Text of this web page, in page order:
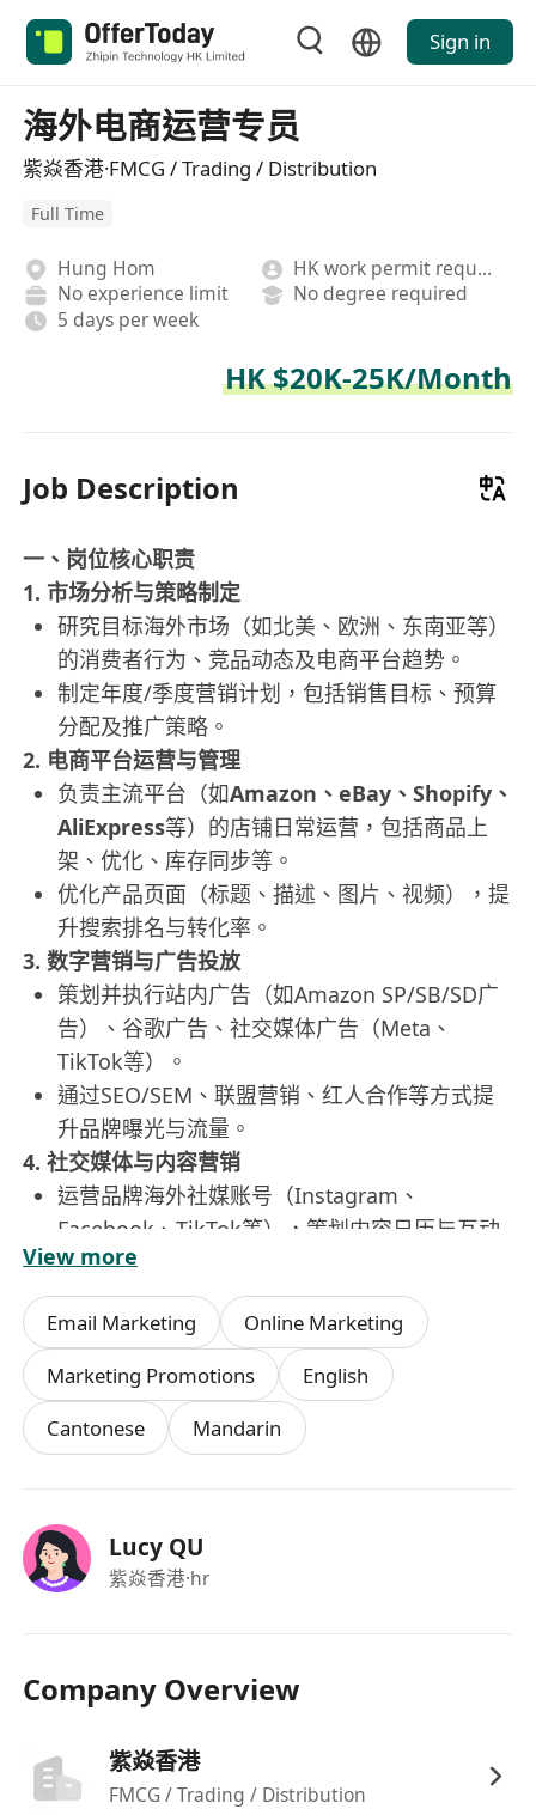
Sign in
海外电商运营专员
紫焱香港·FMCG / Trading / Distribution
Full Time
Hung Hom
HK work permit required
No experience limit
No degree required
5 days per week
HK $20K-25K/Month
Job Description
一、岗位核心职责
1. 市场分析与策略制定
研究目标海外市场（如北美、欧洲、东南亚等）
的消费者行为、竞品动态及电商平台趋势。
制定年度/季度营销计划，包括销售目标、预算
分配及推广策略。
2. 电商平台运营与管理
负责主流平台（如Amazon、eBay、Shopify、
AliExpress等）的店铺日常运营，包括商品上
架、优化、库存同步等。
优化产品页面（标题、描述、图片、视频），提
升搜索排名与转化率。
3. 数字营销与广告投放
策划并执行站内广告（如Amazon SP/SB/SD广
告）、谷歌广告、社交媒体广告（Meta、
TikTok等）。
通过SEO/SEM、联盟营销、红人合作等方式提
升品牌曝光与流量。
4. 社交媒体与内容营销
运营品牌海外社媒账号（Instagram、
Facebook、TikTok等），策划内容日历与互动
活动。
结合本土化需求，制作图文、视频、博客等内
容，增强用户粘性。
5. 数据分析与优化
监控销售数据、广告ROI、流量转化等核心指
标，定期输出分析报告。
基于数据调整营销策略，优化广告投放与产品组
6. 客户体验与声誉管理
管理商品评价、客服反馈，维护店铺评分与品牌
声誉。
与供应链、产品开发、设计团队协作，确保营销
对接物流、支付等第三方服务商，优化跨境履约
体验。
View more
Email Marketing
Online Marketing
Marketing Promotions
English
Cantonese
Mandarin
Lucy QU
紫焱香港·hr
Company Overview
紫焱香港
FMCG / Trading / Distribution